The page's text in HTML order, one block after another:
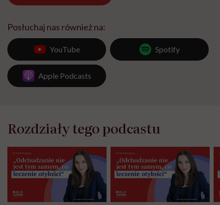
Posłuchaj nas również na:
YouTube Spotify
Apple Podcasts
Rozdziały tego podcastu